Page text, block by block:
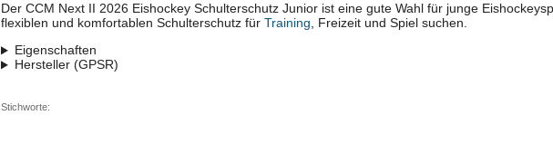
Der CCM Next II 2026 Eishockey Schulterschutz Junior ist eine gute Wahl für junge
flexiblen und komfortablen Schulterschutz für Training, Freizeit und Spiel suchen.
Eigenschaften
Hersteller (GPSR)
Stichworte: